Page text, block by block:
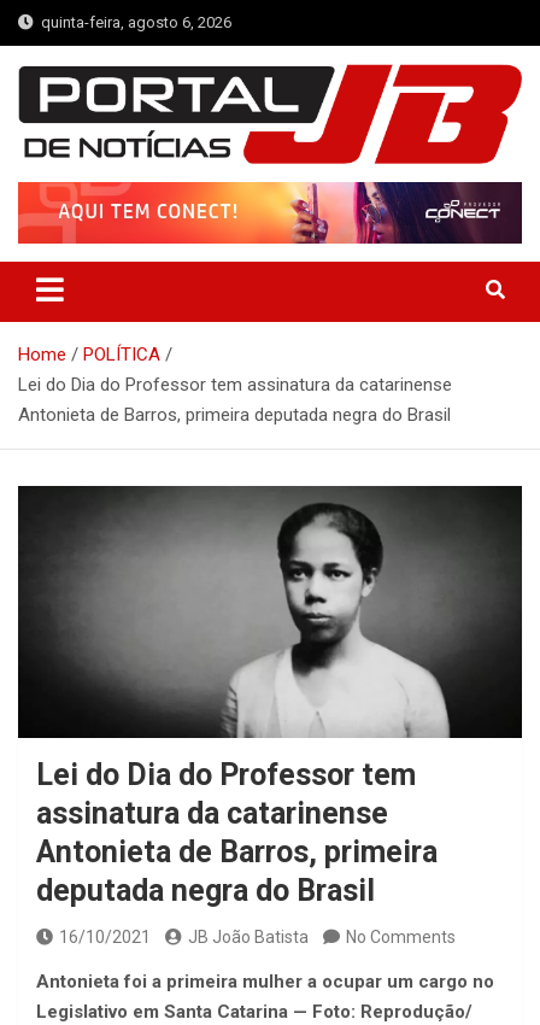
Skip
to
content
quinta-feira, agosto 6, 2026
Portal de Notícias JB
Notícias de Simplício Mendes e Região
Home
POLÍTICA
Lei do Dia do Professor tem assinatura da catarinense
Antonieta de Barros, primeira deputada negra do Brasil
Lei do Dia do Professor tem
assinatura da catarinense
Antonieta de Barros, primeira
deputada negra do Brasil
16/10/2021 JB João Batista No Comments
Antonieta foi a primeira mulher a ocupar um cargo no
Legislativo em Santa Catarina — Foto: Reprodução/